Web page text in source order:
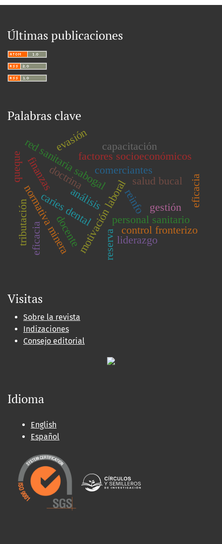
Últimas publicaciones
Palabras clave
motivación laboralpersonal sanitario
red sanitaria sabogalfactores socioeconómicos
salud bucal
caries dental
docente
análisis
doctrina
reinfo
normativa minera
evasión
tributación
comerciantes
control fronterizo
eficacia
capacitación
eficacia
liderazgo
gestión
reserva
finanzas
queque
Visitas
Sobre la revista
Indizaciones
Consejo editorial
Idioma
English
Español